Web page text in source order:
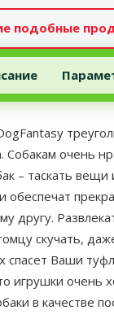
подобные
Собакам очень
– таскать вещи
другу.
скучать,
спасет Ваши
игрушки очень
в качестве